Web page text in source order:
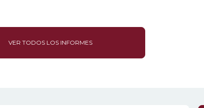
VER TODOS LOS INFORMES